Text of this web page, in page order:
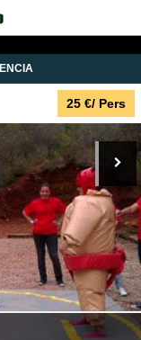
25 €/ Pers